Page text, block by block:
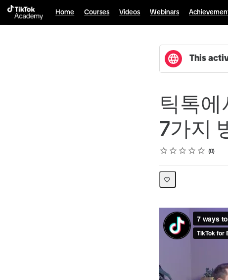
Home Courses Videos Webinars
This
틱톡에
7가지
Rating
1 star
2 stars
3 stars
4 stars
5 stars
Average rating: 0 0
No reviews